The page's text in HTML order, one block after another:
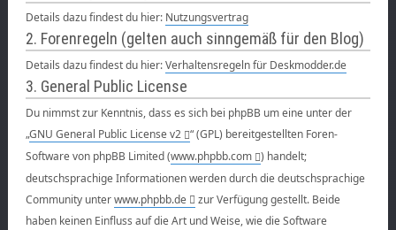
Details dazu findest du hier: Nutzungsvertrag
2. Forenregeln (gelten auch sinngemäß für den Blog)
Details dazu findest du hier:Verhaltensregeln für Deskmodder.de
3. General Public License
Du nimmst zur Kenntnis, dass es sich bei phpBB um eine unter der
„GNU General Public License v2 “ (GPL) bereitgestellten Foren-
Software von phpBB Limited (www.phpbb.com ) handelt;
deutschsprachige Informationen werden durch die deutschsprachige
Community unterwww.phpbb.de
zur Verfügung gestellt. Beide
haben keinen Einfluss auf die Art und Weise, wie die Software